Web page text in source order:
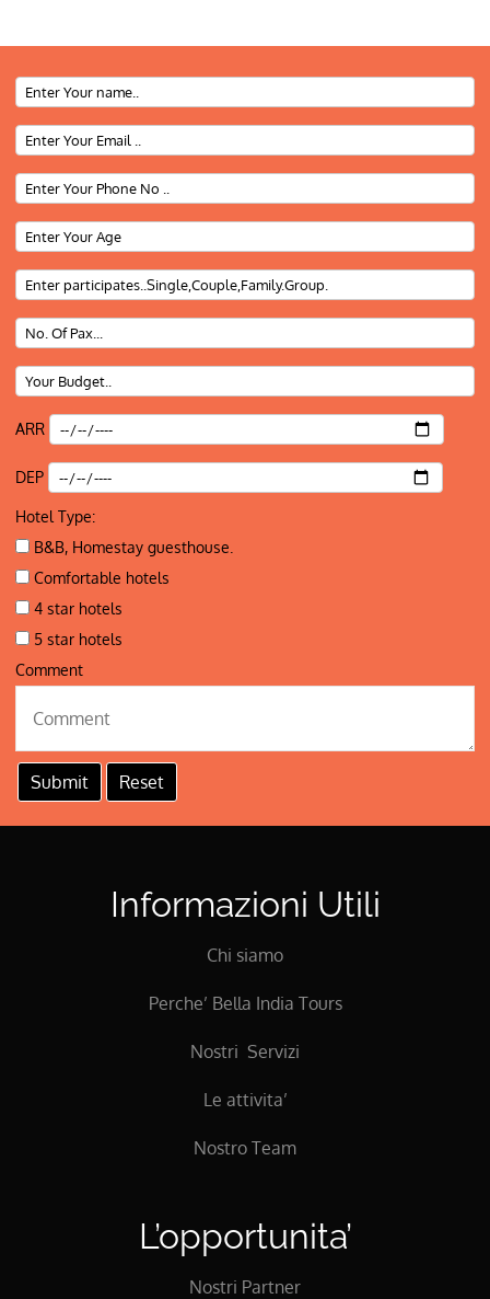
ARR
DEP
Hotel Type:
B&B, Homestay guesthouse.
Comfortable hotels
4 star hotels
5 star hotels
Comment
Informazioni Utili
Chi siamo
Perche’ Bella India Tours
Nostri Servizi
Le attivita’
Nostro Team
L’opportunita’
Nostri Partner